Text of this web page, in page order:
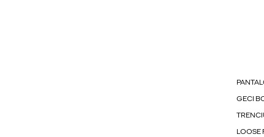
GECI
LOOSE